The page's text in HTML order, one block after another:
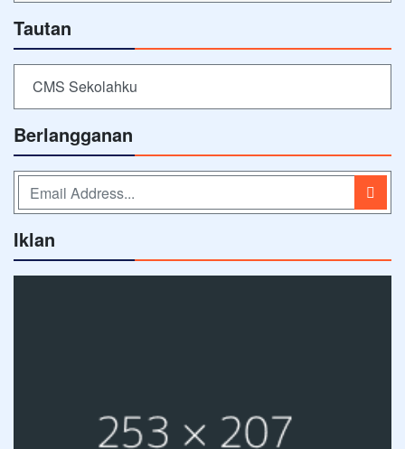
Tautan
CMS Sekolahku
Berlangganan
Iklan